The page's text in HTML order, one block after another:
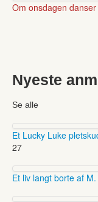
Om onsdagen
Nyeste
Se alle
Et Lucky Luke
27
Et liv langt borte af